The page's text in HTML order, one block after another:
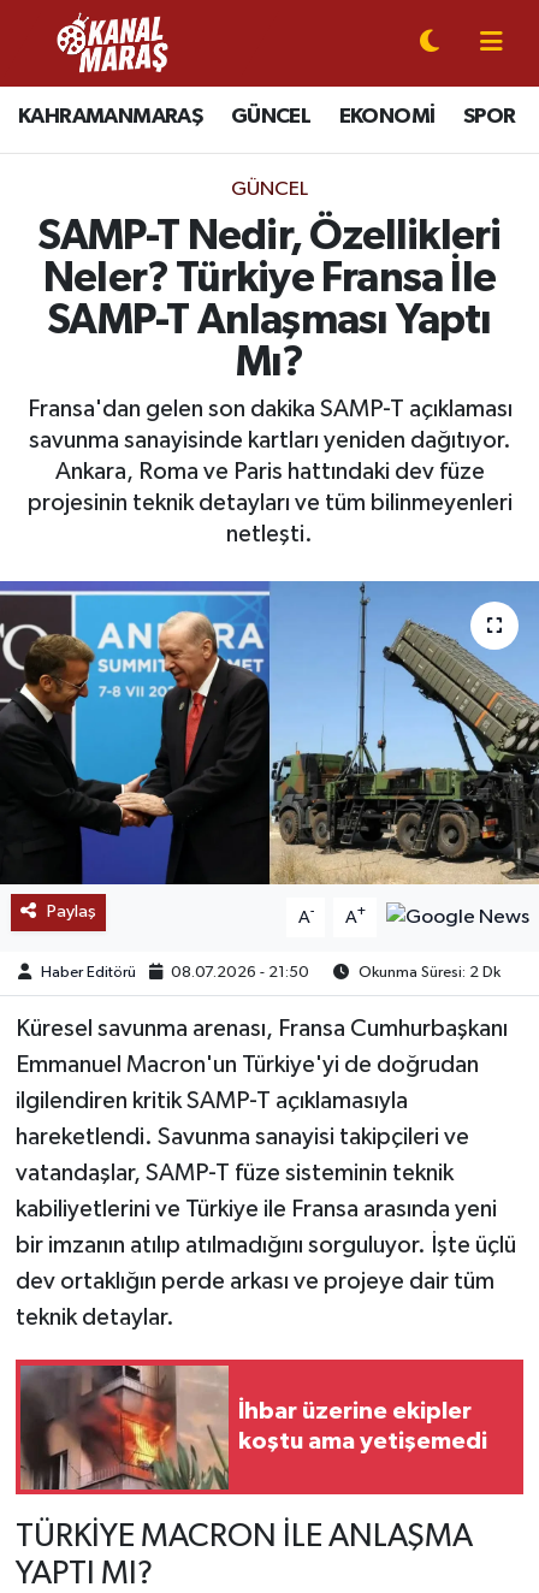
KAHRAMANMARAŞ GÜNCEL EKONOMİ SPOR
GÜNCEL
SAMP-T Nedir, Özellikleri
Neler? Türkiye Fransa İle
SAMP-T Anlaşması Yaptı
Mı?
Fransa'dan gelen son dakika SAMP-T açıklaması
savunma sanayisinde kartları yeniden dağıtıyor.
Ankara, Roma ve Paris hattındaki dev füze
projesinin teknik detayları ve tüm bilinmeyenleri
netleşti.
Paylaş A- A+
Haber Editörü 08.07.2026 - 21:50 Okunma Süresi: 2 Dk
Küresel savunma arenası, Fransa Cumhurbaşkanı
Emmanuel Macron'un Türkiye'yi de doğrudan
ilgilendiren kritik SAMP-T açıklamasıyla
hareketlendi. Savunma sanayisi takipçileri ve
vatandaşlar, SAMP-T füze sisteminin teknik
kabiliyetlerini ve Türkiye ile Fransa arasında yeni
bir imzanın atılıp atılmadığını sorguluyor. İşte üçlü
dev ortaklığın perde arkası ve projeye dair tüm
teknik detaylar.
İhbar üzerine ekipler
koştu ama yetişemedi
TÜRKİYE MACRON İLE ANLAŞMA
YAPTI MI?
CANLI YAYIN
KAHRAMANMARAŞ
SPOR
SİYASET
EKONOMİ
GÜNDEM
MAGAZİN
SAĞLIK
EĞİTİM
BÖLGE
KEŞFET
POPÜLER
DÜNYA
OTOMOTİV
TEKNOLOJİ
YAŞAM
KÜLTÜR SANAT
Kahramanmaraş Nöbetçi Eczaneler
Kahramanmaraş Hava Durumu
Kahramanmaraş Namaz Vakitleri
Kahramanmaraş Trafik Yoğunluk Haritası
Süper Lig Puan Durumu ve Fikstür
Tüm Manşetler
Son Dakika Haberleri
Haber Arşivi